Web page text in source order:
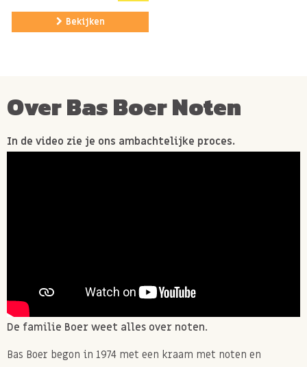
Bekijken
Over Bas Boer Noten
De familie Boer weet alles over noten.
Bas Boer begon in 1974 met een kraam met noten en
In de video zie je ons ambachtelijke proces.